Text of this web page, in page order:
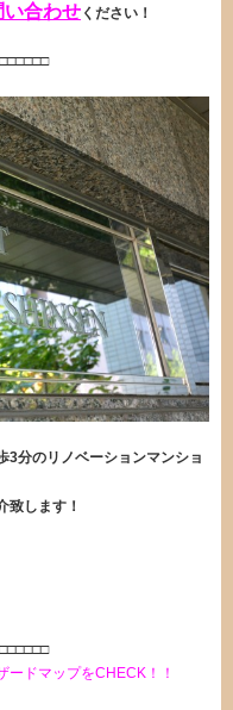
い合わせ ください！
3分のリノベーションマンショ
致します！
ドマップをCHECK！！